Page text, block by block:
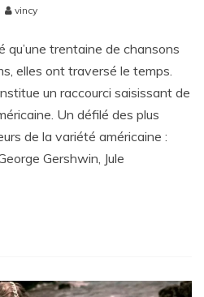
vincy
qu’une trentaine de chansons
elles ont traversé le temps.
un raccourci saisissant de
Un défilé des plus
de la variété américaine :
Gershwin, Jule